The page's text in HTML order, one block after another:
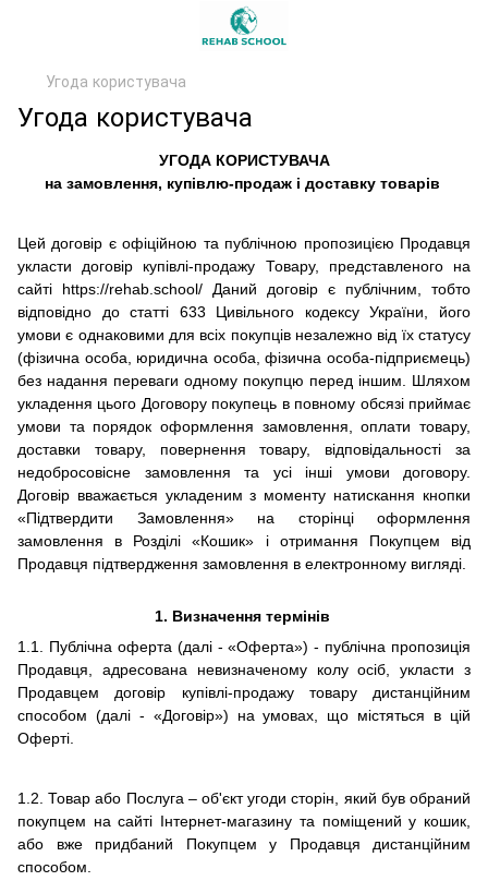
Угода користувача
Угода користувача
УГОДА КОРИСТУВАЧА
на замовлення, купівлю-продаж і доставку товарів
Цей договір є офіційною та публічною пропозицією Продавця
укласти договір купівлі-продажу Товару, представленого на
сайті https://rehab.school/
Даний договір є публічним, тобто
відповідно до статті 633 Цивільного кодексу України, його
умови є однаковими для всіх покупців незалежно від їх статусу
(фізична особа, юридична особа, фізична особа-підприємець)
без надання переваги одному покупцю перед іншим. Шляхом
укладення цього Договору покупець в повному обсязі приймає
умови та порядок оформлення замовлення, оплати товару,
доставки товару, повернення товару, відповідальності за
недобросовісне замовлення та усі інші умови договору.
Договір вважається укладеним з моменту натискання кнопки
«Підтвердити Замовлення» на сторінці оформлення
замовлення в Розділі «Кошик» і отримання Покупцем від
Продавця підтвердження замовлення в електронному вигляді.
1. Визначення термінів
1.1.
Публічна оферта (далі - «Оферта») - публічна пропозиція
Продавця, адресована невизначеному колу осіб, укласти з
Продавцем договір купівлі-продажу товару дистанційним
способом (далі - «Договір») на умовах, що містяться в цій
Оферті.
1.2. Товар або Послуга – об'єкт угоди сторін, який був обраний
покупцем на сайті Інтернет-магазину та поміщений у кошик,
або вже придбаний Покупцем у Продавця дистанційним
способом.